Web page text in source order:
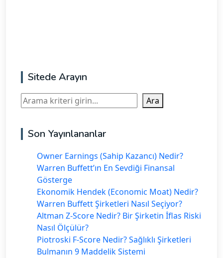
Sitede Arayın
Ara Ara
Son Yayınlananlar
Owner Earnings (Sahip Kazancı) Nedir?
Warren Buffett’ın En Sevdiği Finansal
Gösterge
Ekonomik Hendek (Economic Moat) Nedir?
Warren Buffett Şirketleri Nasıl Seçiyor?
Altman Z-Score Nedir? Bir Şirketin İflas Riski
Nasıl Ölçülür?
Piotroski F-Score Nedir? Sağlıklı Şirketleri
Bulmanın 9 Maddelik Sistemi